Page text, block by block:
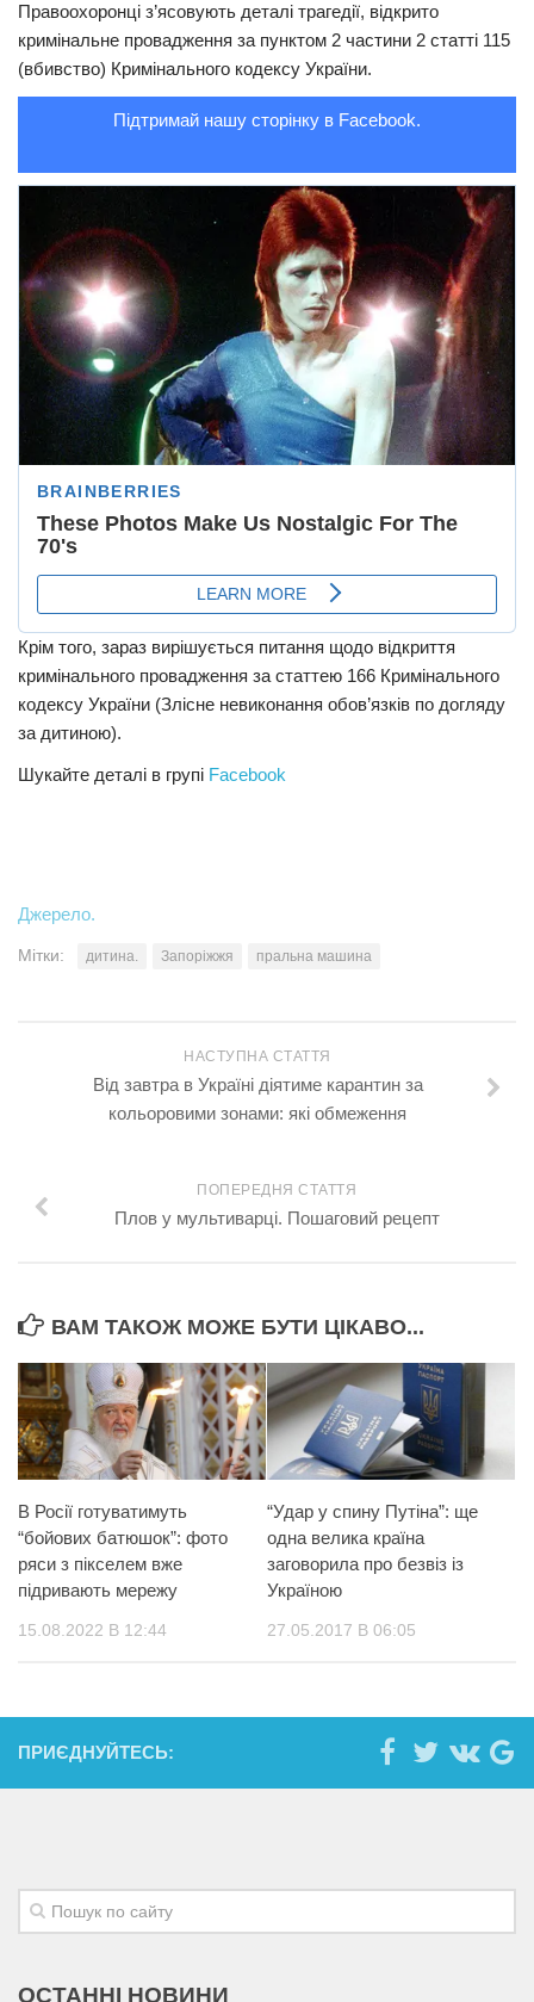
Культура
Шоу-біз
Правоохоронці з’ясовують деталі трагедії, відкрито
кримінальне провадження за пунктом 2 частини 2 статті 115
(вбивство) Кримінального кодексу України.
Підтримай нашу сторінку в Facebook.
Крім того, зараз вирішується питання щодо відкриття
кримінального провадження за статтею 166 Кримінального
кодексу України (Злісне невиконання обов’язків по догляду
за дитиною).
Шукайте деталі в групі Facebook
Джерело.
Мітки: дитина. Запоріжжя пральна машина
НАСТУПНА СТАТТЯ
Від завтра в Україні діятиме карантин за
кольоровими зонами: які обмеження
ПОПЕРЕДНЯ СТАТТЯ
Плов у мультиварці. Пошаговий рецепт
ВАМ ТАКОЖ МОЖЕ БУТИ ЦІКАВО...
В Росії готуватимуть
“бойових батюшок”: фото
ряси з пікселем вже
підривають мережу
15.08.2022 В 12:44
“Удар у спину Путіна”: ще
одна велика країна
заговорила про безвіз із
Україною
27.05.2017 В 06:05
ПРИЄДНУЙТЕСЬ:
ОСТАННІ НОВИНИ